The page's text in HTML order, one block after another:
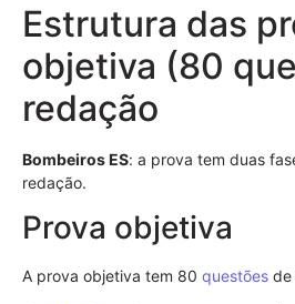
Estrutura das
objetiva (80
redação
Bombeiros ES: a prova tem duas
redação.
Prova objetiva
A prova objetiva tem 80 questões de